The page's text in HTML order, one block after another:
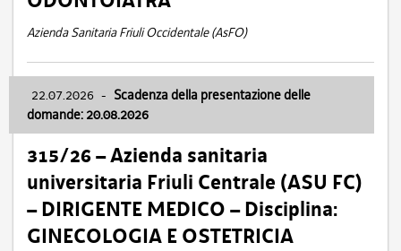
Azienda Sanitaria Friuli Occidentale (AsFO)
22.07.2026 - Scadenza della presentazione delle
domande: 20.08.2026
315/26 – Azienda sanitaria
universitaria Friuli Centrale (ASU FC)
– DIRIGENTE MEDICO – Disciplina:
GINECOLOGIA E OSTETRICIA